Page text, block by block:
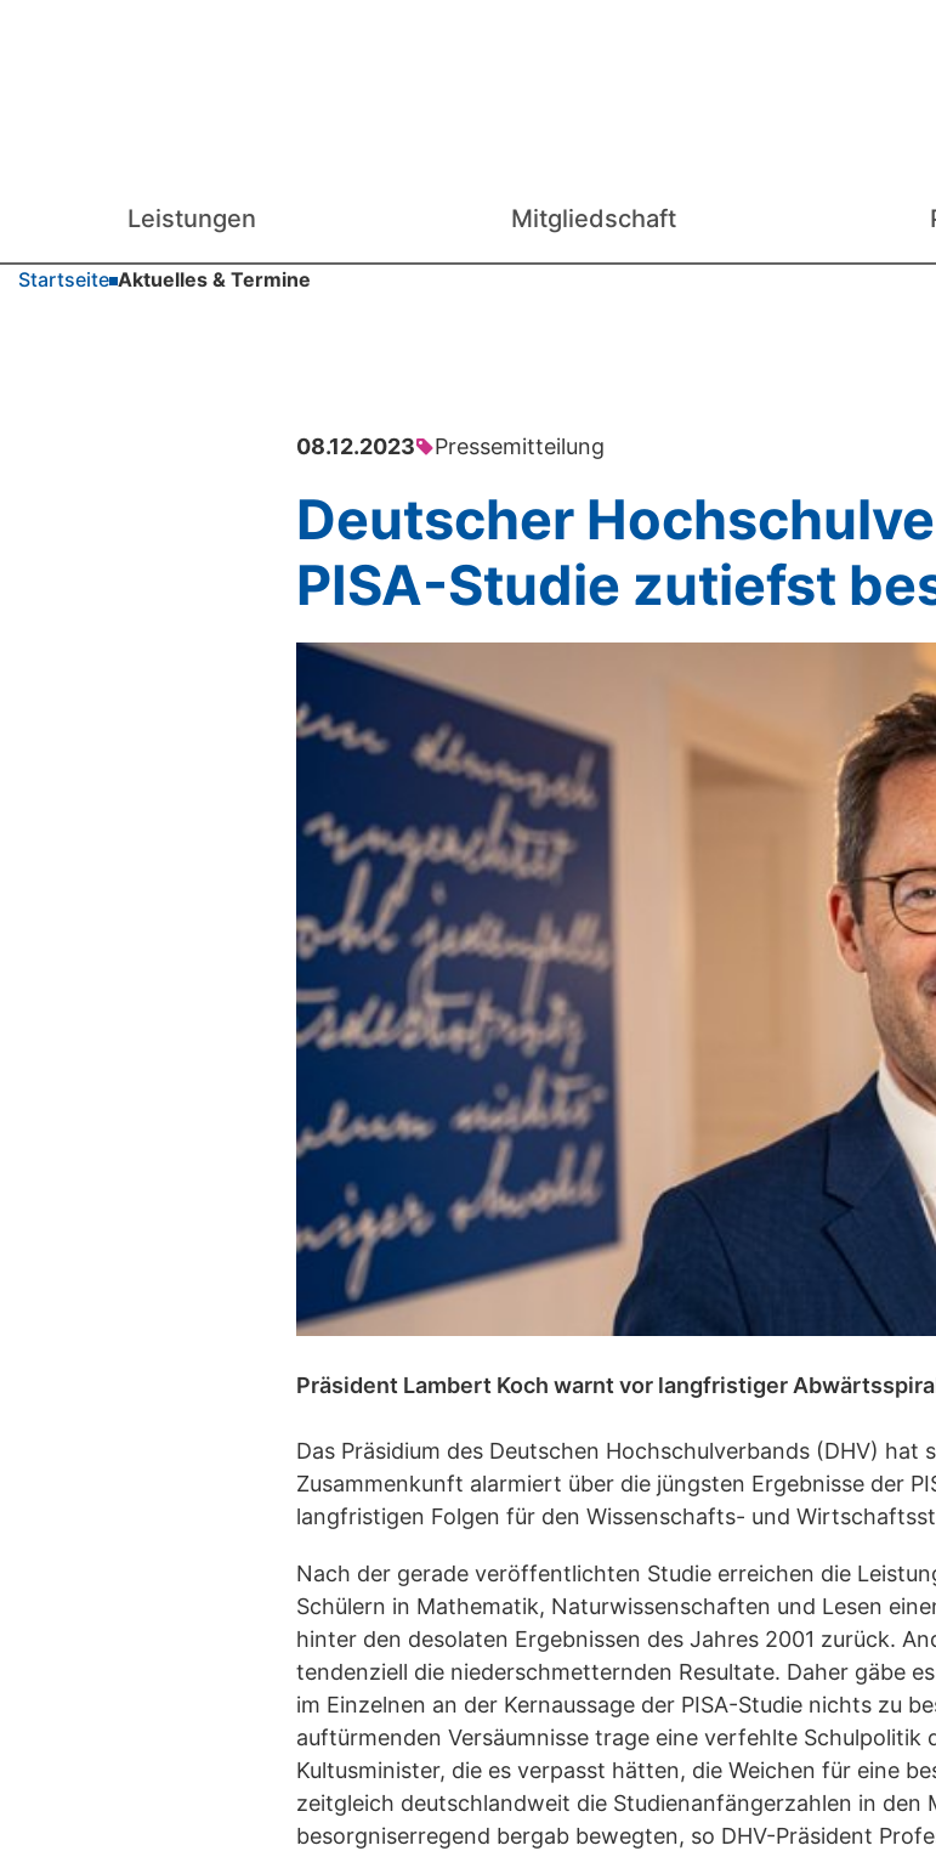
Leistungen Mitgliedschaft
Startseite Aktuelles & Termine
08.12.2023 Pressemitteilung
Deutscher
PISA-Studie zutiefst
Präsident Lambert Koch warnt vor langfristiger
Das Präsidium des Deutschen Hochschulverbands (DHV) hat
Zusammenkunft alarmiert über die jüngsten Ergebnisse der
langfristigen Folgen für den Wissenschafts- und
Nach der gerade veröffentlichten Studie erreichen die
Schülern in Mathematik, Naturwissenschaften und Lesen
hinter den desolaten Ergebnissen des Jahres 2001 zurück.
tendenziell die niederschmetternden Resultate. Daher gäbe
im Einzelnen an der Kernaussage der PISA-Studie nichts zu
auftürmenden Versäumnisse trage eine verfehlte Schulpolitik
Kultusminister, die es verpasst hätten, die Weichen für eine
zeitgleich deutschlandweit die Studienanfängerzahlen in den
besorgniserregend bergab bewegten, so DHV-Präsident